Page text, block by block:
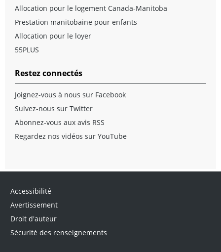
Allocation pour le logement Canada-Manitoba
Prestation manitobaine pour enfants
Allocation pour le loyer
55PLUS
Restez connectés
Joignez-vous à nous sur Facebook
Suivez-nous sur Twitter
Abonnez-vous aux avis RSS
Regardez nos vidéos sur YouTube
Accessibilité
Avertissement
Droit d'auteur
Sécurité des renseignements